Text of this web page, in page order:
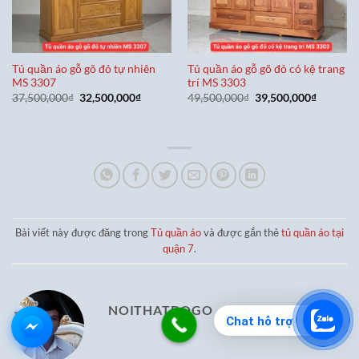
Chat hỗ trợ
Tủ quần áo gỗ gõ đỏ tự nhiên
MS 3307
37,500,000₫ Giá
gốc
32,500,000₫Giá
Tủ quần áo gỗ gõ đỏ có kệ trang
trí MS 3303
49,500,000₫ Giá
gốc
39,500,000₫Giá
Bài viết này được đăng trongTủ quần áovà được gắn thẻtủ quần áo tại
quận 7.
NOITHATDOGO